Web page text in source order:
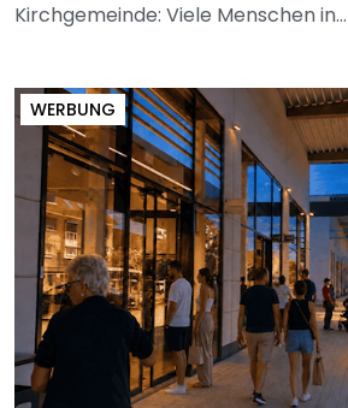
Kirchgemeinde: Viele Menschen in...
WERBUNG